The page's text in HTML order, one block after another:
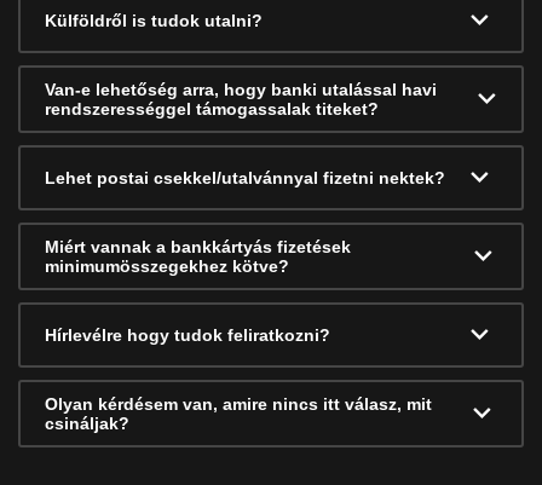
Külföldről is tudok utalni?
Van-e lehetőség arra, hogy banki utalással havi
rendszerességgel támogassalak titeket?
Lehet postai csekkel/utalvánnyal fizetni nektek?
Miért vannak a bankkártyás fizetések
minimumösszegekhez kötve?
Hírlevélre hogy tudok feliratkozni?
Olyan kérdésem van, amire nincs itt válasz, mit
csináljak?